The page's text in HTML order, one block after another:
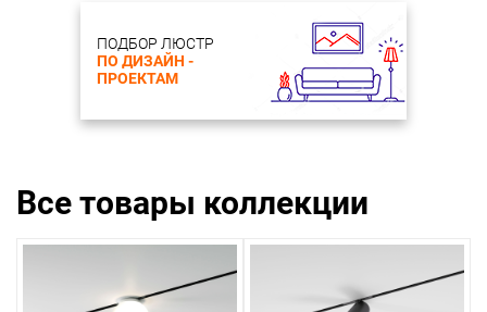
ПОДБОР ЛЮСТР
ПО ДИЗАЙН -
ПРОЕКТАМ
Все товары коллекции